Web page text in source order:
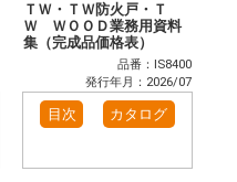
ＴＷ・ＴＷ防火戸・Ｔ
Ｗ ＷＯＯＤ業務用資料
集（完成品価格表）
品番：IS8400
発行年月：2026/07
目次 カタログ